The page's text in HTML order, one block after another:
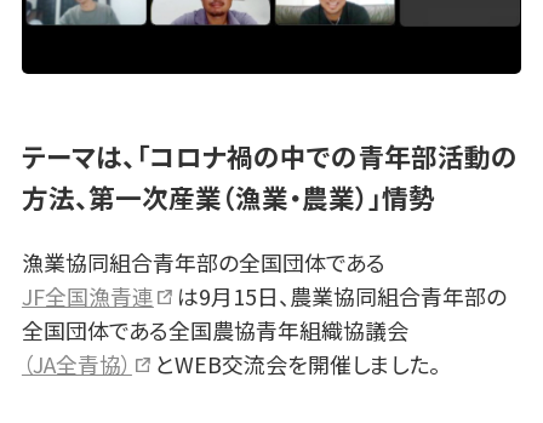
テーマは、「コロナ禍の中での青年部活動の
方法、第一次産業（漁業・農業）」情勢
漁業協同組合青年部の全国団体である
JF全国漁青連
は9月15日、農業協同組合青年部の
全国団体である全国農協青年組織協議会
（JA全青協）
とWEB交流会を開催しました。